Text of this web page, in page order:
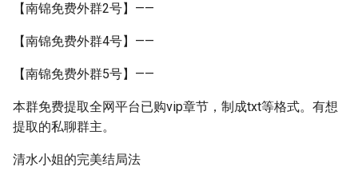
【南锦免费外群2号】——
【南锦免费外群4号】——
【南锦免费外群5号】——
本群免费提取全网平台已购vip章节，制成txt等格式。有想
提取的私聊群主。
清水小姐的完美结局法